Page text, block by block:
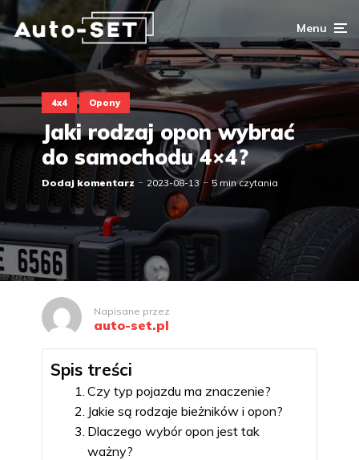
Menu
4x4 Opony
Jaki rodzaj opon wybrać
do samochodu 4×4?
Dodaj komentarz 2023-08-13 5 min czytania
Napisane przez
auto-set.pl
Spis treści
Czy typ pojazdu ma znaczenie?
Jakie są rodzaje bieżników i opon?
Dlaczego wybór opon jest tak
ważny?